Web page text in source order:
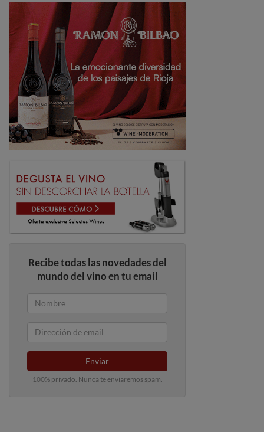
Recibe todas las novedades del
mundo del vino en tu email
Enviar
100% privado. Nunca te enviaremos spam.